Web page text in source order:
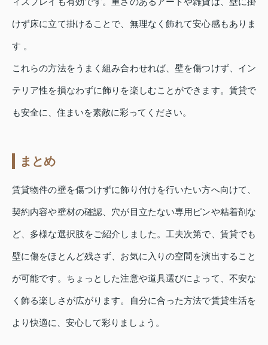
けず床に立て掛けることで、無理なく飾れて安心感もありま
す 。
これらの方法をうまく組み合わせれば、壁を傷つけず、イン
テリア性を損なわずに飾りを楽しむことができます。賃貸で
も安全に、住まいを素敵に彩ってください。
まとめ
賃貸物件の壁を傷つけずに飾り付けを行いたい方へ向けて、
契約内容や壁材の確認、穴が目立たない専用ピンや粘着剤な
ど、多様な選択肢をご紹介しました。工夫次第で、賃貸でも
壁に傷をほとんど残さず、お気に入りの空間を演出すること
が可能です。ちょっとした注意や道具選びによって、不安な
く飾る楽しさが広がります。自分に合った方法で賃貸生活を
より快適に、安心して彩りましょう。